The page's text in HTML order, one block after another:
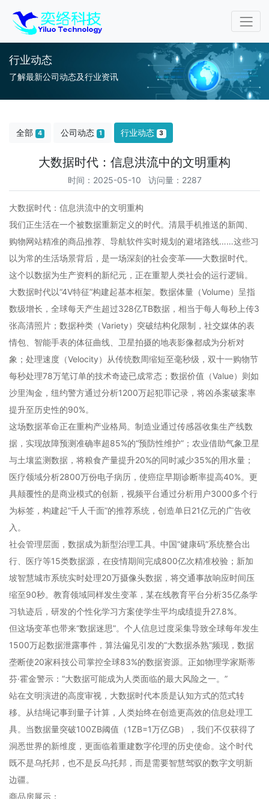
行业动态
了解最新公司动态及行业资讯
全部 4 公司动态 1 行业动态 3
大数据时代：信息洪流中的文明重构
时间：2025-05-10 访问量：2287
大数据时代：信息洪流中的文明重构
我们正生活在一个被数据重新定义的时代。清晨手机推送的新闻、
购物网站精准的商品推荐、导航软件实时规划的避堵路线……这些习
以为常的生活场景背后，是一场深刻的社会变革——大数据时代。
这个以数据为生产资料的新纪元，正在重塑人类社会的运行逻辑。
大数据时代以“4V特征”构建起基本框架。数据体量（Volume）呈指
数级增长，全球每天产生超过328亿TB数据，相当于每人每秒上传3
张高清照片；数据种类（Variety）突破结构化限制，社交媒体的表
情包、智能手表的体征曲线、卫星拍摄的地表影像都成为分析对
象；处理速度（Velocity）从传统数周缩短至毫秒级，双十一购物节
每秒处理78万笔订单的技术奇迹已成常态；数据价值（Value）则如
沙里淘金，纽约警方通过分析1200万起犯罪记录，将凶杀案破案率
提升至历史性的90%。
这场数据革命正在重构产业格局。制造业通过传感器收集生产线数
据，实现故障预测准确率超85%的“预防性维护”；农业借助气象卫星
与土壤监测数据，将粮食产量提升20%的同时减少35%的用水量；
医疗领域分析2800万份电子病历，使癌症早期诊断率提高40%。更
具颠覆性的是商业模式的创新，视频平台通过分析用户3000多个行
为标签，构建起“千人千面”的推荐系统，创造单日21亿元的广告收
入。
社会管理层面，数据成为新型治理工具。中国“健康码”系统整合出
行、医疗等15类数据源，在疫情期间完成800亿次精准校验；新加
坡智慧城市系统实时处理20万摄像头数据，将交通事故响应时间压
缩至90秒。教育领域同样发生变革，某在线教育平台分析35亿条学
习轨迹后，研发的个性化学习方案使学生平均成绩提升27.8%。
但这场变革也带来“数据迷思”。个人信息过度采集导致全球每年发生
1500万起数据泄露事件，算法偏见引发的“大数据杀熟”频现，数据
垄断使20家科技公司掌控全球83%的数据资源。正如物理学家斯蒂
芬·霍金警示：“大数据可能成为人类面临的最大风险之一。”
站在文明演进的高度审视，大数据时代本质是认知方式的范式转
移。从结绳记事到量子计算，人类始终在创造更高效的信息处理工
具。当数据量突破100ZB阈值（1ZB=1万亿GB），我们不仅获得了
洞悉世界的新维度，更面临着重建数字伦理的历史使命。这个时代
既不是乌托邦，也不是反乌托邦，而是需要智慧驾驭的数字文明新
边疆。
商品房展示：